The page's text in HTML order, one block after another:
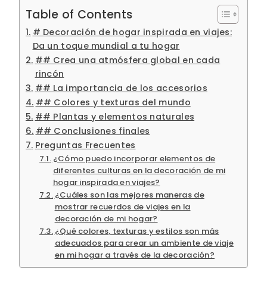
Table of Contents
# Decoración de hogar inspirada en viajes:
Da un toque mundial a tu hogar
## Crea una atmósfera global en cada
rincón
## La importancia de los accesorios
## Colores y texturas del mundo
## Plantas y elementos naturales
## Conclusiones finales
Preguntas Frecuentes
¿Cómo puedo incorporar elementos de
diferentes culturas en la decoración de mi
hogar inspirada en viajes?
¿Cuáles son las mejores maneras de
mostrar recuerdos de viajes en la
decoración de mi hogar?
¿Qué colores, texturas y estilos son más
adecuados para crear un ambiente de viaje
en mi hogar a través de la decoración?